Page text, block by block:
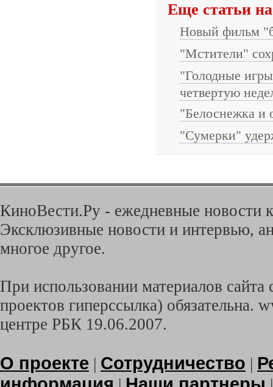
Еще статьи
Новый фильм
"Мстители"
"Голодные
четвертую
"Белоснежка и
"Сумерки"
КиноВести.Ру - ежедневные новости
Эксклюзивные новости и интервью,
многое другое.
При использовании материалов
проектов гиперссылка) обязательна.
центре РБК 19.06.2007.
О проекте | Сотрудничество |